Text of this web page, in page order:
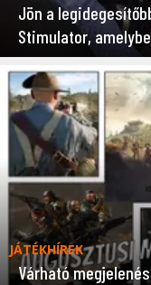
Jön a
Stimulator,
JÁTÉKHÍREK
Várható